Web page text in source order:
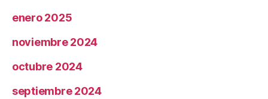
enero 2025
noviembre 2024
octubre 2024
septiembre 2024